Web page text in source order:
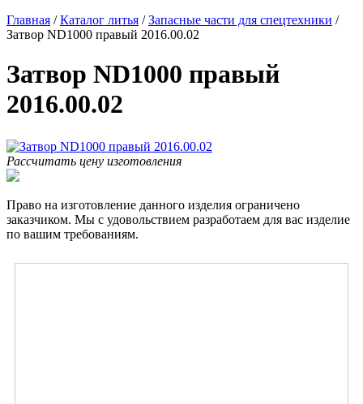
Главная /Каталог литья /Запасные части для спецтехники /
Затвор ND1000 правый 2016.00.02
Затвор ND1000 правый
2016.00.02
Рассчитать цену изготовления
Право на изготовление данного изделия ограничено
заказчиком. Мы с удовольствием разработаем для вас изделие
по вашим требованиям.